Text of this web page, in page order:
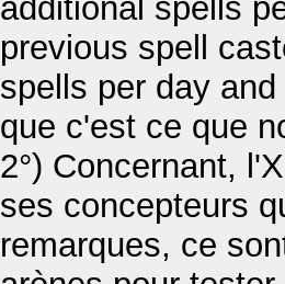
additional spells
previous spell
spells per day
que c'est ce que
2°) Concernant,
ses concepteurs
remarques, ce